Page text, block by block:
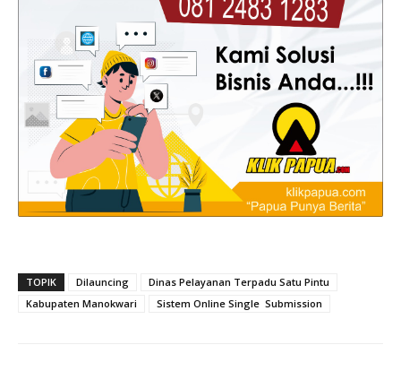
TOPIK Dilauncing
Dinas Pelayanan Terpadu Satu Pintu
Kabupaten Manokwari
Sistem Online Single Submission